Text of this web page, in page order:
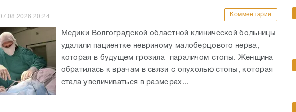
20:24 Комментарии
Медики Волгоградской областной клинической больницы
удалили пациентке невриному малоберцового нерва,
которая в будущем грозила параличом стопы. Женщина
обратилась к врачам в связи с опухолью стопы, которая
стала увеличиваться в размерах...